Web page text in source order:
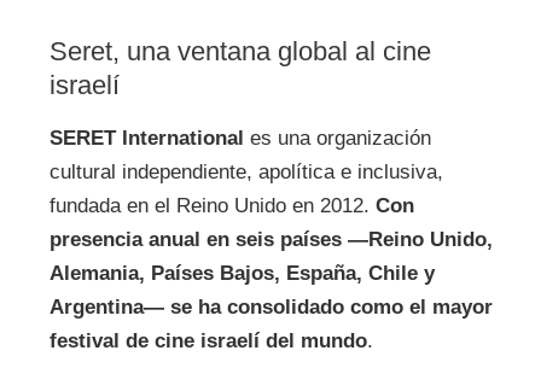
Seret, una ventana global al cine
israelí
SERET International es una organización
cultural independiente, apolítica e inclusiva,
fundada en el Reino Unido en 2012. Con
presencia anual en seis países —Reino Unido,
Alemania, Países Bajos, España, Chile y
Argentina— se ha consolidado como el mayor
festival de cine israelí del mundo.